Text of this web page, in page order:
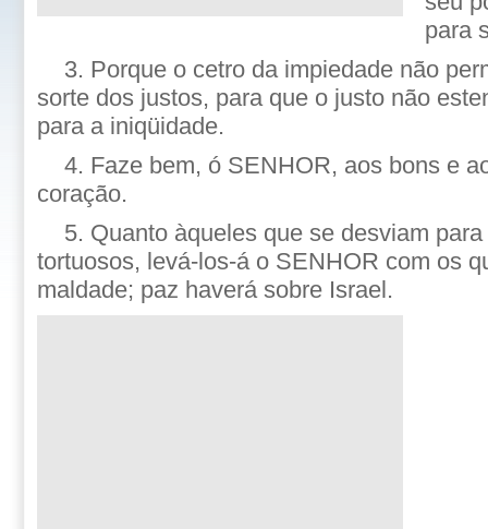
para
3. Porque o cetro da impiedade não
sorte dos justos, para que o justo não
para a iniqüidade.
4. Faze bem, ó SENHOR, aos bons e
coração.
5. Quanto àqueles que se desviam
tortuosos, levá-los-á o SENHOR com os
maldade; paz haverá sobre Israel.